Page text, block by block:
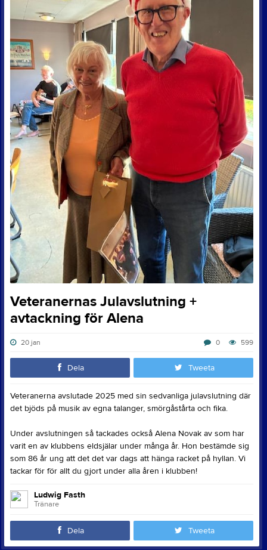
Veteranernas Julavslutning +
avtackning för Alena
20 jan 599
0
Dela Tweeta
Veteranerna avslutade 2025 med sin sedvanliga julavslutning där
det bjöds på musik av egna talanger, smörgåstårta och fika.
Under avslutningen så tackades också Alena Novak av som har
varit en av klubbens eldsjälar under många år. Hon bestämde sig
som 86 år ung att det det var dags att hänga racket på hyllan. Vi
tackar för för allt du gjort under alla åren i klubben!
Ludwig Fasth
Tränare
Dela Tweeta